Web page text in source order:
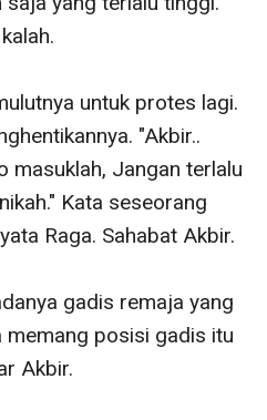
untuk protes lagi.
"Akbir..
masuklah, Jangan terlalu
Kata seseorang
Raga. Sahabat Akbir.
gadis remaja yang
memang posisi gadis itu
Akbir.